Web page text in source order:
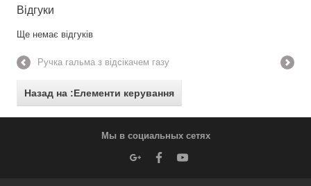
Відгуки
Ще немає відгуків
Ручка гальма з відсікачем газу
Назад на :Елементи керування
Мы в социальных сетях